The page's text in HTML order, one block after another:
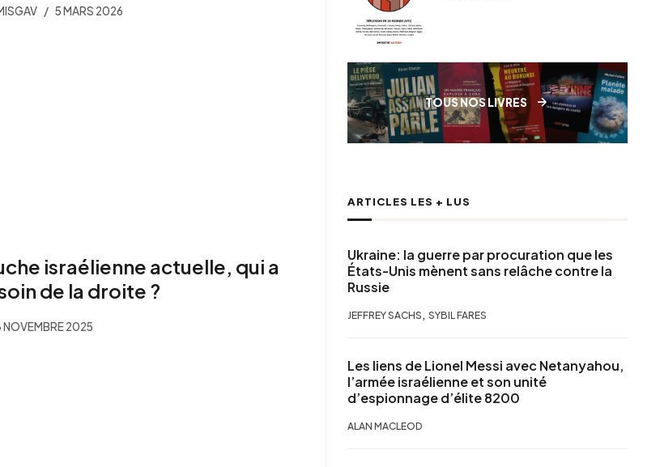
5 MARS 2026
israélienne actuelle, qui a
de la droite ?
NOVEMBRE 2025
TOUS NOS LIVRES
ARTICLES LES + LUS
Ukraine: la guerre par procuration que les
États-Unis mènent sans relâche contre la
Russie
JEFFREY SACHS , SYBIL FARES
Les liens de Lionel Messi avec Netanyahou,
l’armée israélienne et son unité
d’espionnage d’élite 8200
ALAN MACLEOD